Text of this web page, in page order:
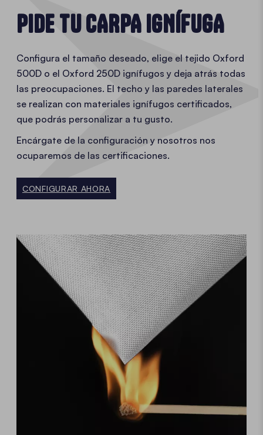
PIDE TU CARPA IGNÍFUGA
Configura el tamaño deseado, elige el tejido Oxford
500D o el Oxford 250D ignífugos y deja atrás todas
las preocupaciones. El techo y las paredes laterales
se realizan con materiales ignífugos certificados,
que podrás personalizar a tu gusto.
Encárgate de la configuración y nosotros nos
ocuparemos de las certificaciones.
CONFIGURAR AHORA